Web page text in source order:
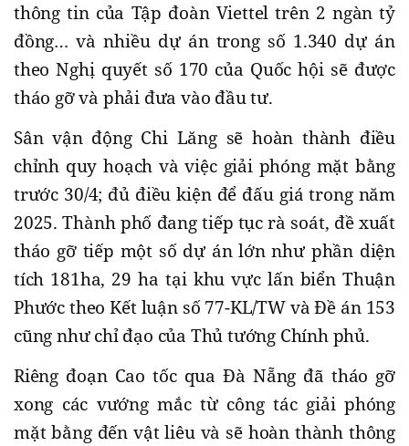
thông tin của Tập đoàn Viettel trên 2 ngàn tỷ
đồng… và nhiều dự án trong số 1.340 dự án
theo Nghị quyết số 170 của Quốc hội sẽ được
tháo gỡ và phải đưa vào đầu tư.
Sân vận động Chi Lăng sẽ hoàn thành điều
chỉnh quy hoạch và việc giải phóng mặt bằng
trước 30/4; đủ điều kiện để đấu giá trong năm
2025. Thành phố đang tiếp tục rà soát, đề xuất
tháo gỡ tiếp một số dự án lớn như phần diện
tích 181ha, 29 ha tại khu vực lấn biển Thuận
Phước theo Kết luận số 77-KL/TW và Đề án 153
cũng như chỉ đạo của Thủ tướng Chính phủ.
Riêng đoạn Cao tốc qua Đà Nẵng đã tháo gỡ
xong các vướng mắc từ công tác giải phóng
mặt bằng đến vật liêu và sẽ hoàn thành thông